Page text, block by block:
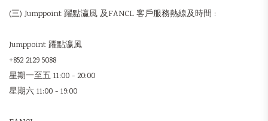
(三) Jumppoint 躍點瀛風 及FANCL 客戶服務熱線及時間 :
Jumppoint 躍點瀛風
+852 2129 5088
星期一至五 11:00 - 20:00
星期六 11:00 - 19:00